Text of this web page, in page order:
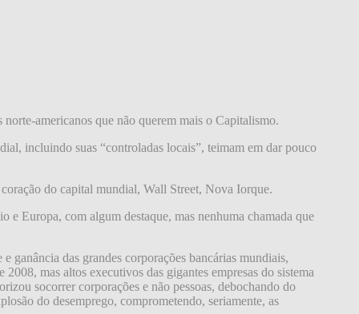
americanos que não querem mais o Capitalismo.
incluindo suas “controladas locais”, teimam em dar pouco
do capital mundial, Wall Street, Nova Iorque.
Europa, com algum destaque, mas nenhuma chamada que
ganância das grandes corporações bancárias mundiais,
mas altos executivos das gigantes empresas do sistema
socorrer corporações e não pessoas, debochando do
do desemprego, comprometendo, seriamente, as